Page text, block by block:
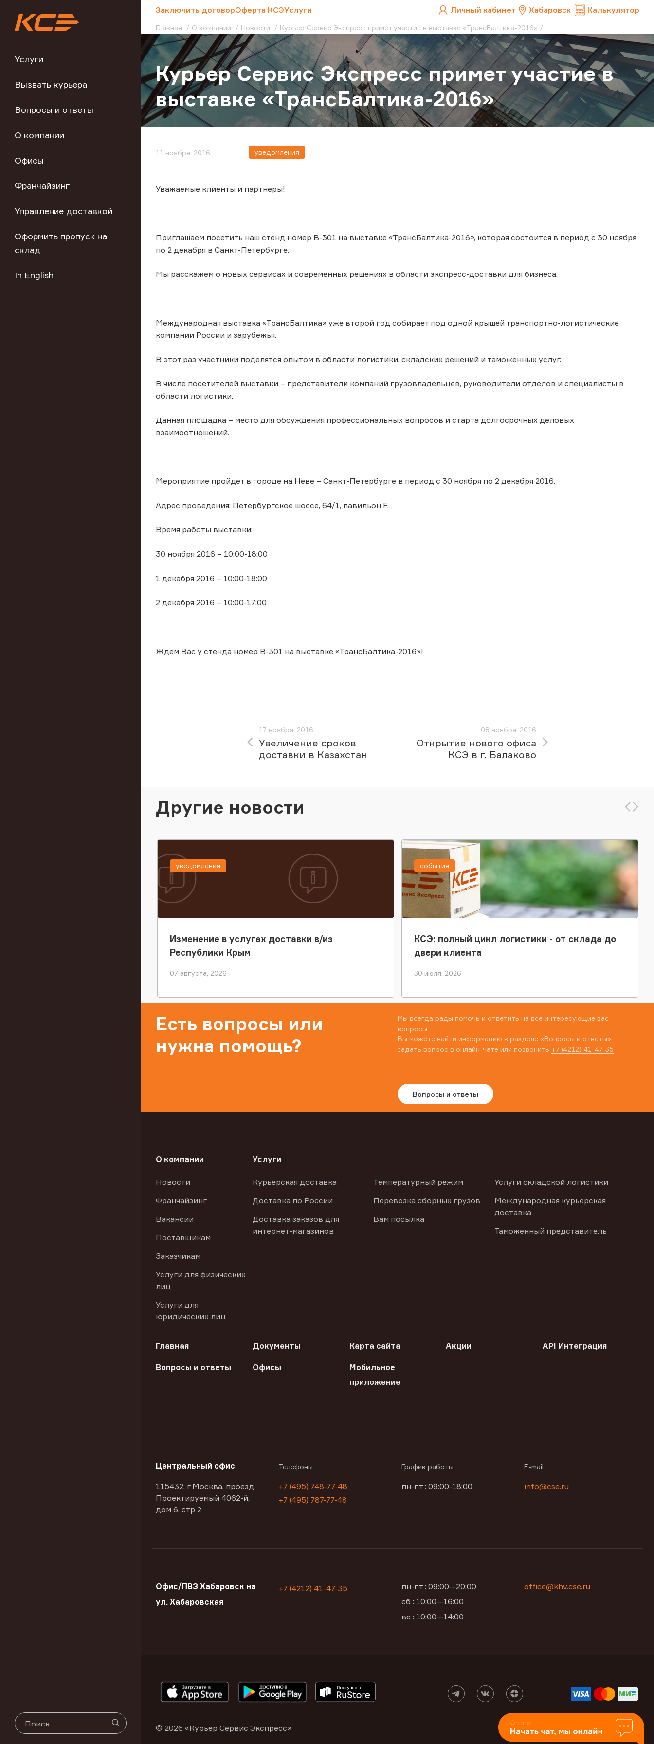
Услуги
Вызвать курьера
Вопросы и ответы
О компании
Офисы
Франчайзинг
Управление доставкой
Оформить пропуск на
склад
In English
Заключить договорОферта КСЭУслуги Личный кабинет Хабаровск Калькулятор
Главная О компании Новости Курьер Сервис Экспресс примет участие в выставке «ТрансБалтика-2016»
Курьер Сервис Экспресс примет участие в
выставке «ТрансБалтика-2016»
11 ноября, 2016 уведомления
Уважаемые клиенты и партнеры!
Приглашаем посетить наш стенд номер В-301 на выставке «ТрансБалтика-2016», которая состоится в период с 30 ноября
по 2 декабря в Санкт-Петербурге.
Мы расскажем о новых сервисах и современных решениях в области экспресс-доставки для бизнеса.
Международная выставка «ТрансБалтика» уже второй год собирает под одной крышей транспортно-логистические
компании России и зарубежья.
В этот раз участники поделятся опытом в области логистики, складских решений и таможенных услуг.
В числе посетителей выставки – представители компаний грузовладельцев, руководители отделов и специалисты в
области логистики.
Данная площадка – место для обсуждения профессиональных вопросов и старта долгосрочных деловых
взаимоотношений.
Мероприятие пройдет в городе на Неве – Санкт-Петербурге в период с 30 ноября по 2 декабря 2016.
Адрес проведения: Петербургское шоссе, 64/1, павильон F.
Время работы выставки:
30 ноября 2016 – 10:00-18:00
1 декабря 2016 – 10:00-18:00
2 декабря 2016 – 10:00-17:00
Ждем Вас у стенда номер В-301 на выставке «ТрансБалтика-2016»!
17 ноября, 2016
Увеличение сроков
доставки в Казахстан
08 ноября, 2016
Открытие нового офиса
КСЭ в г. Балаково
Другие новости
Изменение в услугах доставки в/из
Республики Крым
07 августа, 2026
уведомления
КСЭ: полный цикл логистики - от склада до
двери клиента
30 июля, 2026
события
Есть вопросы или
нужна помощь?
Мы всегда рады помочь и ответить на все интересующие вас
вопросы.
Вы можете найти информацию в разделе «Вопросы и ответы»
задать вопрос в онлайн-чате или позвонить +7 (4212) 41-47-35
Вопросы и ответы
О компании
Новости
Франчайзинг
Вакансии
Поставщикам
Заказчикам
Услуги для физических
лиц
Услуги для
юридических лиц
Услуги
Курьерская доставка
Доставка по России
Доставка заказов для
интернет-магазинов
Температурный режим
Перевозка сборных грузов
Вам посылка
Услуги складской логистики
Международная курьерская
доставка
Таможенный представитель
Главная Документы Карта сайта Акции API Интеграция
Вопросы и ответы Офисы
Мобильное
приложение
Центральный офис
115432, г Москва, проезд
Проектируемый 4062-й,
дом 6, стр 2
Телефоны
+7 (495) 748-77-48
+7 (495) 787-77-48
График работы
пн-пт : 09:00-18:00
E-mail
info@cse.ru
Офис/ПВЗ Хабаровск на
ул. Хабаровская
+7 (4212) 41-47-35
пн-пт : 09:00—20:00
сб : 10:00—16:00
вс : 10:00—14:00
office@khv.cse.ru
© 2026 «Курьер Сервис Экспресс»